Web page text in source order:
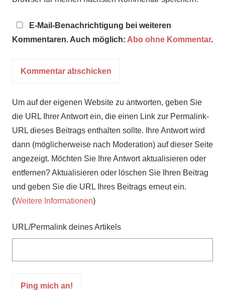
E-Mail-Benachrichtigung bei weiteren
Kommentaren. Auch möglich: Abo ohne Kommentar.
Um auf der eigenen Website zu antworten, geben Sie
die URL Ihrer Antwort ein, die einen Link zur Permalink-
URL dieses Beitrags enthalten sollte. Ihre Antwort wird
dann (möglicherweise nach Moderation) auf dieser Seite
angezeigt. Möchten Sie Ihre Antwort aktualisieren oder
entfernen? Aktualisieren oder löschen Sie Ihren Beitrag
und geben Sie die URL Ihres Beitrags erneut ein.
(Weitere Informationen)
URL/Permalink deines Artikels